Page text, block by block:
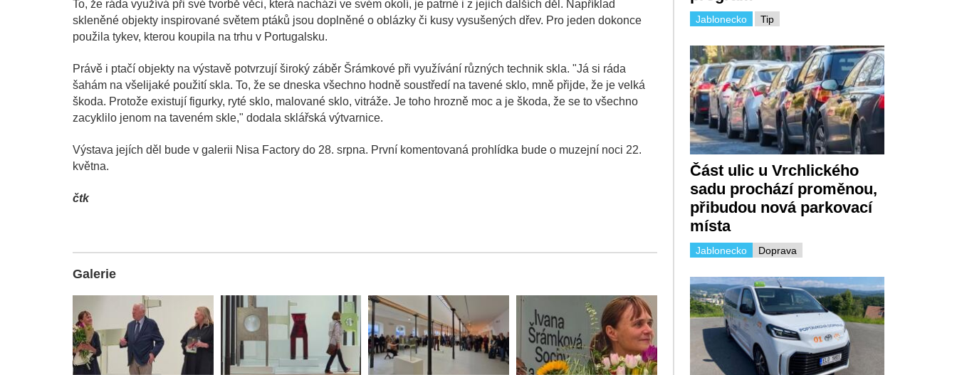
To, že ráda využívá při své tvorbě věci, která nachází ve svém okolí, je patrné i z jejich dalších děl. Například
skleněné objekty inspirované světem ptáků jsou doplněné o oblázky či kusy vysušených dřev. Pro jeden dokonce
použila tykev, kterou koupila na trhu v Portugalsku.
Právě i ptačí objekty na výstavě potvrzují široký záběr Šrámkové při využívání různých technik skla. "Já si ráda
šahám na všelijaké použití skla. To, že se dneska všechno hodně soustředí na tavené sklo, mně přijde, že je velká
škoda. Protože existují figurky, ryté sklo, malované sklo, vitráže. Je toho hrozně moc a je škoda, že se to všechno
zacyklilo jenom na taveném skle," dodala sklářská výtvarnice.
Výstava jejích děl bude v galerii Nisa Factory do 28. srpna. První komentovaná prohlídka bude o muzejní noci 22.
května.
čtk
Galerie
Jablonecko Tip
Část ulic u Vrchlického
sadu prochází proměnou,
přibudou nová parkovací
místa
Doprava
Jablonecko